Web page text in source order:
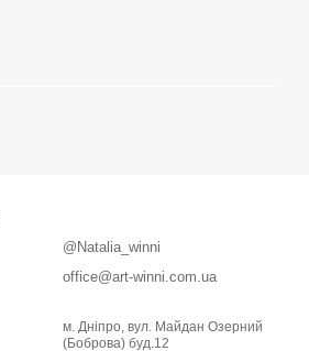
@Natalia_winni
office@art-winni.com.ua
м. Дніпро, вул. Майдан Озерний
(Боброва) буд.12